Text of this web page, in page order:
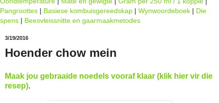
Pangroottes | Basiese kombuisgereedskap | Wynwoordeboek | Die
spens | Beesvleissnitte en gaarmaakmetodes
3/19/2016
Hoender chow mein
Maak jou gebraaide noedels vooraf klaar (klik hier vir die
resep).